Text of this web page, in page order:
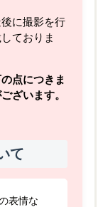
に撮影を行
ておりま
点につきま
ざいます。
て
表情な